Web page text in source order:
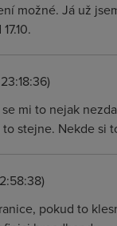
možné. Já už
mi to nejak
stejne. Nekde si
pokud to